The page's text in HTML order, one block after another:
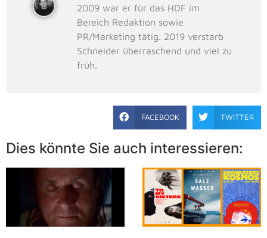
2009 war er für das HDF im
Bereich Redaktion sowie
PR/Marketing tätig. 2019 verstarb
Schneider überraschend und viel zu
früh.
FACEBOOK TWITTER
Dies könnte Sie auch interessieren: